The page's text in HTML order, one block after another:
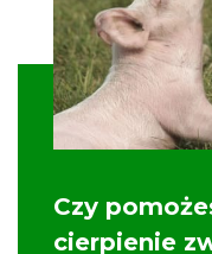
Czy
cierpienie